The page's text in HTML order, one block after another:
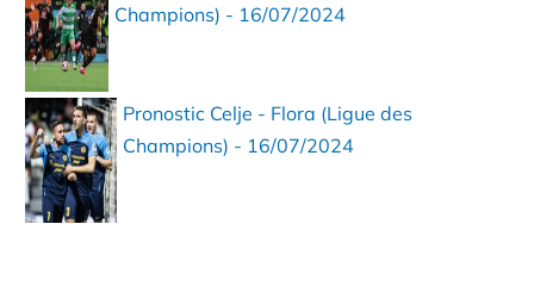
Champions) - 16/07/2024
Pronostic Celje - Flora (Ligue des
Champions) - 16/07/2024